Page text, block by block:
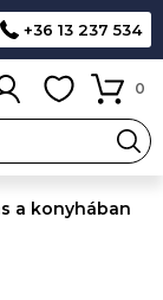
design-
+36 13 237 534
0
a konyhában